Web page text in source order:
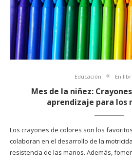
Educación En
Mes de la niñez:
aprendizaje para los
Los crayones de colores son los
colaboran en el desarrollo de la
resistencia de las manos. Además,